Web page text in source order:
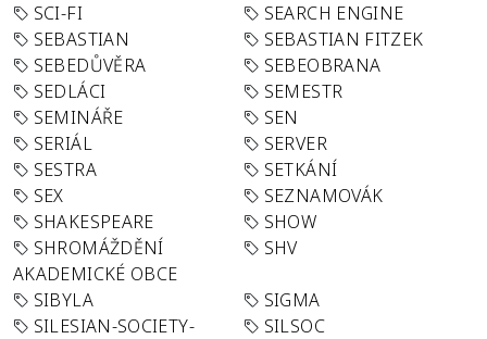
SCI-FI
SEARCH ENGINE
SEBASTIAN
SEBASTIAN FITZEK
SEBEDŮVĚRA
SEBEOBRANA
SEDLÁCI
SEMESTR
SEMINÁŘE
SEN
SERIÁL
SERVER
SESTRA
SETKÁNÍ
SEX
SEZNAMOVÁK
SHAKESPEARE
SHOW
SHROMÁŽDĚNÍ
AKADEMICKÉ OBCE
SHV
SIBYLA
SIGMA
SILESIAN-SOCIETY-
SILSOC